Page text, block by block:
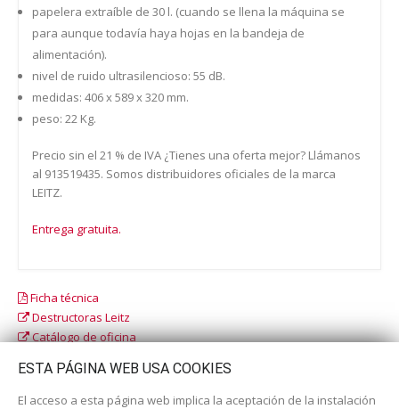
papelera extraíble de 30 l. (cuando se llena la máquina se
para aunque todavía haya hojas en la bandeja de
alimentación).
nivel de ruido ultrasilencioso: 55 dB.
medidas: 406 x 589 x 320 mm.
peso: 22 Kg.
Precio sin el 21 % de IVA ¿Tienes una oferta mejor? Llámanos
al 913519435. Somos distribuidores oficiales de la marca
LEITZ.
Entrega gratuita.
Ficha técnica
Destructoras Leitz
Catálogo de oficina
Catálogo escolar
ESTA PÁGINA WEB USA COOKIES
El acceso a esta página web implica la aceptación de la instalación